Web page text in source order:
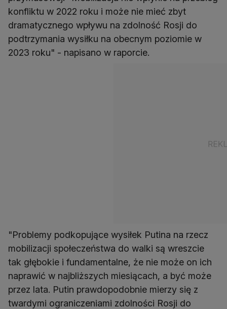
konfliktu w 2022 roku i może nie mieć zbyt
dramatycznego wpływu na zdolność Rosji do
podtrzymania wysiłku na obecnym poziomie w
2023 roku" - napisano w raporcie.
"Problemy podkopujące wysiłek Putina na rzecz
mobilizacji społeczeństwa do walki są wreszcie
tak głębokie i fundamentalne, że nie może on ich
naprawić w najbliższych miesiącach, a być może
przez lata. Putin prawdopodobnie mierzy się z
twardymi ograniczeniami zdolności Rosji do